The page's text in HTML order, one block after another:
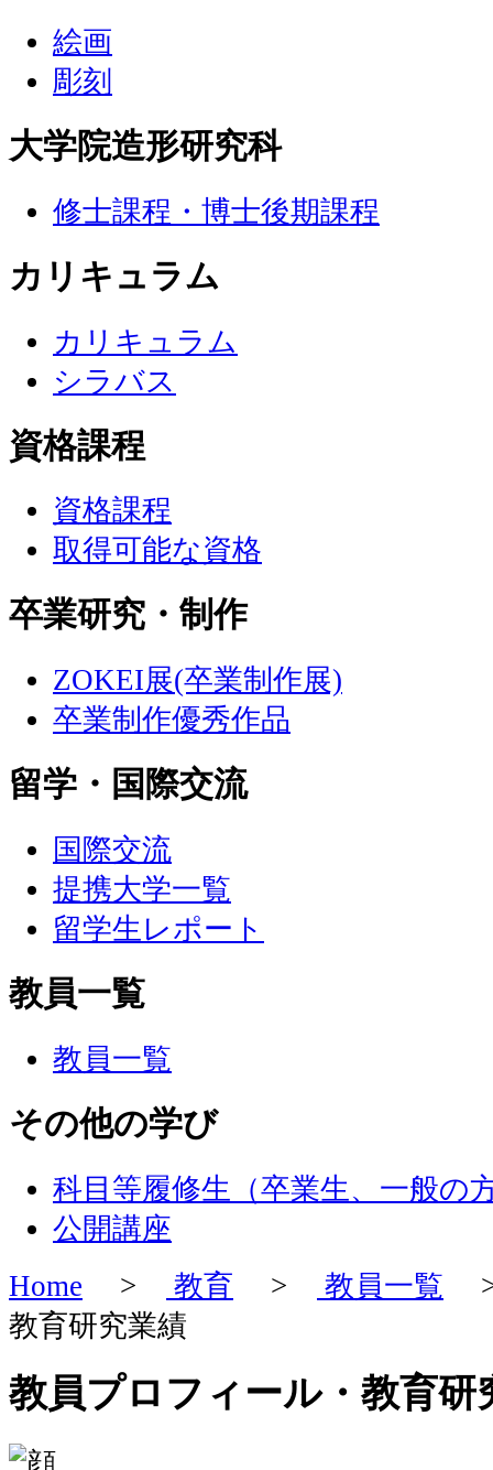
絵画
彫刻
大学院造形研究科
修士課程・博士後期課程
カリキュラム
カリキュラム
シラバス
資格課程
資格課程
取得可能な資格
卒業研究・制作
ZOKEI展(卒業制作展)
卒業制作優秀作品
留学・国際交流
国際交流
提携大学一覧
留学生レポート
教員一覧
教員一覧
その他の学び
科目等履修生（卒業生、一般の
公開講座
Home > 教育 > 教員一覧 >
教育研究業績
教員プロフィール・教育研